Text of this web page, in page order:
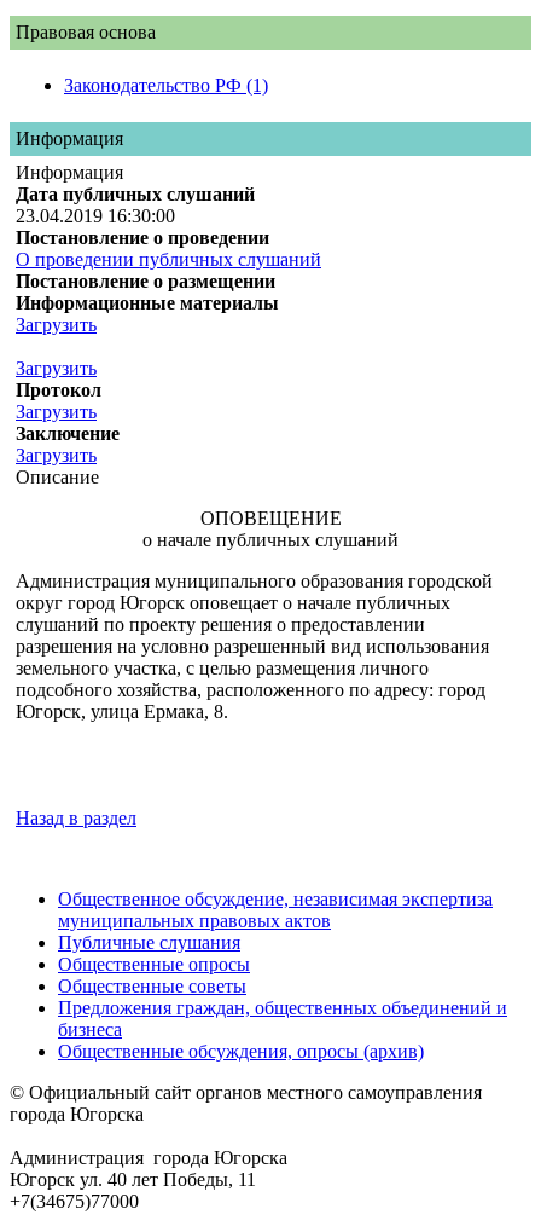
Правовая основа
Законодательство РФ (1)
Информация
Информация
Дата публичных слушаний
23.04.2019 16:30:00
Постановление о проведении
О проведении публичных слушаний
Постановление о размещении
Информационные материалы
Загрузить
Загрузить
Протокол
Загрузить
Заключение
Загрузить
Описание
ОПОВЕЩЕНИЕ
о начале публичных слушаний
Администрация муниципального образования городской
округ город Югорск оповещает о начале публичных
слушаний по проекту решения о предоставлении
разрешения на условно разрешенный вид использования
земельного участка, с целью размещения личного
подсобного хозяйства, расположенного по адресу: город
Югорск, улица Ермака, 8.
Назад в раздел
Общественное обсуждение, независимая экспертиза
муниципальных правовых актов
Публичные слушания
Общественные опросы
Общественные советы
Предложения граждан, общественных объединений и
бизнеса
Общественные обсуждения, опросы (архив)
© Официальный сайт органов местного самоуправления
города Югорска
Администрация города Югорска
Югорск ул. 40 лет Победы, 11
+7(34675)77000